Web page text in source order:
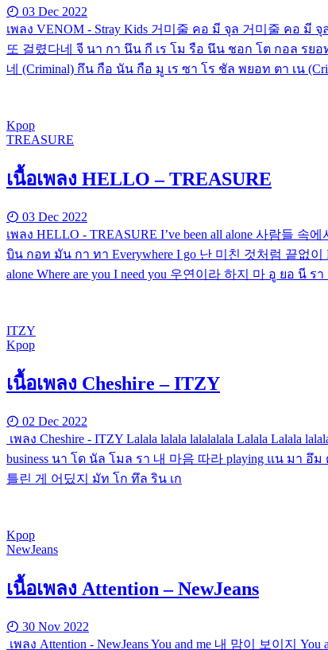
03 Dec 2022
เพลง VENOM - Stray Kids 거미줄 คอ มี จุล 거미줄 คอ มี
또 걸렸다네 จี นา กา นึน กี เร โม รือ นึน ชอก โต กอล รย
네 (Criminal) กึน กือ นัน กือ มู เร ซา โร ชัล พยอท ตา เน
Kpop
TREASURE
เนื้อเพลง HELLO – TREASURE
03 Dec 2022
เพลง HELLO - TREASURE I’ve been all alone 사람들
บิน กอท มัน กา ทา Everywhere I go 난 미친 것처럼 끝없
alone Where are you I need you 우연이라 하지 마 อู ยอ นี ร
ITZY
Kpop
เนื้อเพลง Cheshire – ITZY
02 Dec 2022
เพลง Cheshire - ITZY Lalala lalala lalalalala Lalala Lalala
business นา โด นัล โมล รา 내 마음 따라 playing แน มา อึ
틀린 게 어딨지 มัท โก ทึล ริน เก
Kpop
NewJeans
เนื้อเพลง Attention – NewJeans
30 Nov 2022
เพลง Attention - NewJeans You and me 내 맘이 보이지